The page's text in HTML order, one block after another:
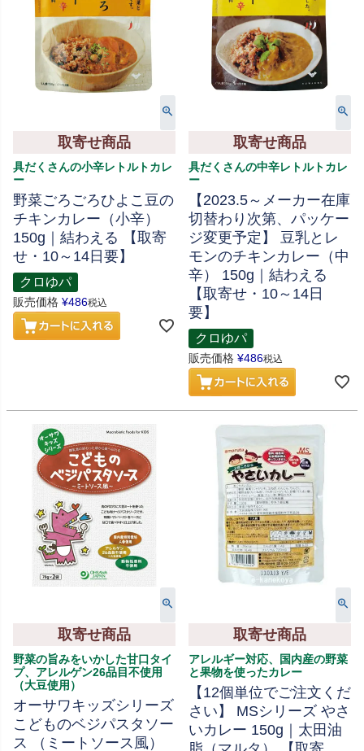
取寄せ商品
具だくさんの小辛レトルトカレ
ー
野菜ごろごろひよこ豆の
チキンカレー（小辛）
150g｜結わえる 【取寄
せ・10～14日要】
クロゆパ
販売価格 ¥486税込
取寄せ商品
具だくさんの中辛レトルトカレ
ー
【2023.5～メーカー在庫
切替わり次第、パッケー
ジ変更予定】 豆乳とレ
モンのチキンカレー（中
辛） 150g｜結わえる
【取寄せ・10～14日
要】
クロゆパ
販売価格 ¥486税込
取寄せ商品
野菜の旨みをいかした甘口タイ
プ、アレルゲン26品目不使用
（大豆使用）
オーサワキッズシリーズ
こどものベジパスタソー
ス （ミートソース風）
取寄せ商品
アレルギー対応、国内産の野菜
と果物を使ったカレー
【12個単位でご注文くだ
さい】 MSシリーズ やさ
いカレー 150g｜太田油